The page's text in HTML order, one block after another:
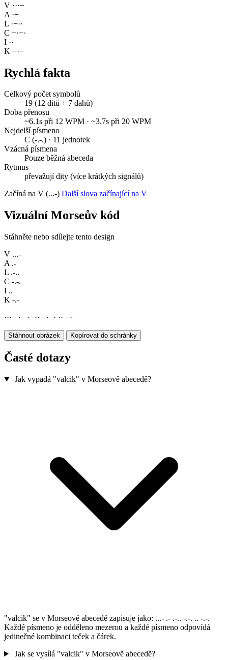
V ···−
A ·−
L ·−··
C −·−·
I ··
K −·−
Rychlá fakta
Celkový počet symbolů
19 (12 ditů + 7 dahů)
Doba přenosu
~6.1s při 12 WPM · ~3.7s při 20 WPM
Nejdelší písmeno
C (-.-.) · 11 jednotek
Vzácná písmena
Pouze běžná abeceda
Rytmus
převažují dity (více krátkých signálů)
Začíná na V (...-) Další slova začínající na V
Vizuální Morseův kód
Stáhněte nebo sdílejte tento design
V ...-
A .-
L .-..
C -.-.
I ..
K -.-
···− ·− ·−·· −·−· ·· −·−
Stáhnout obrázek Kopírovat do schránky
Časté dotazy
Jak vypadá "valcik" v Morseově abecedě?
"valcik" se v Morseově abecedě zapisuje jako: ...- .- .-.. -.-. .. -.-.
Každé písmeno je odděleno mezerou a každé písmeno odpovídá
jedinečné kombinaci teček a čárek.
Jak se vysílá "valcik" v Morseově abecedě?